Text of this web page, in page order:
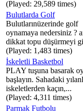
(Played: 29,589 times)
Bulutlarda Golf
Bulutlarınüzerinde golf
oynamaya nedersiniz ?
dikkat topu düşürmeyi
(Played: 1,483 times)
İskeletli Basketbol
PLAY tuşuna basarak
başlayın. Sahadaki
iskeletlerden kaçın,...
(Played: 4,311 times)
Parmak Futbolu